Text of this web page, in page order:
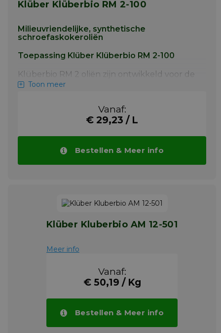
Klüber Klüberbio RM 2-100
Milieuvriendelijke, synthetische
schroefaskokeroliën
Toepassing Klüber Klüberbio RM 2-100
Klüberbio RM 2 oliën zijn ontwikkeld voor de
smering van schroefbussen van wit metaal
toonaangevende fabrikanten van
schroefasafdichtingen. Neem contact op met
voor technisch advies over uw specifieke
afdichtingssmeermiddelcombinatie.
Meer info
Toon meer
Vanaf:
€ 29,23 / L
Bestellen & Meer info
Klüber Kluberbio AM 12-501
Meer info
Vanaf:
€ 50,19 / Kg
Bestellen & Meer info